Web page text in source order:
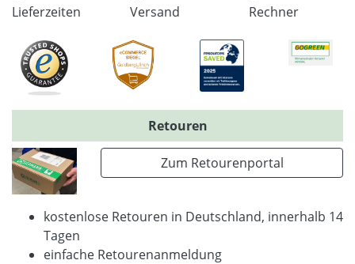
Lieferzeiten
Versand
Rechner
Retouren
Zum Retourenportal
kostenlose Retouren in Deutschland, innerhalb 14
Tagen
einfache Retourenanmeldung